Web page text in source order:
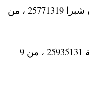
– جزيرة بدران ناصية جزيرة بدران شبرا 25771319 ، من
– باب الشعرية ميدان باب الشعرية 25935131 ، من 9